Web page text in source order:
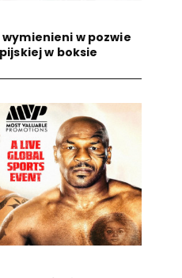
wymienieni w pozwie
w boksie